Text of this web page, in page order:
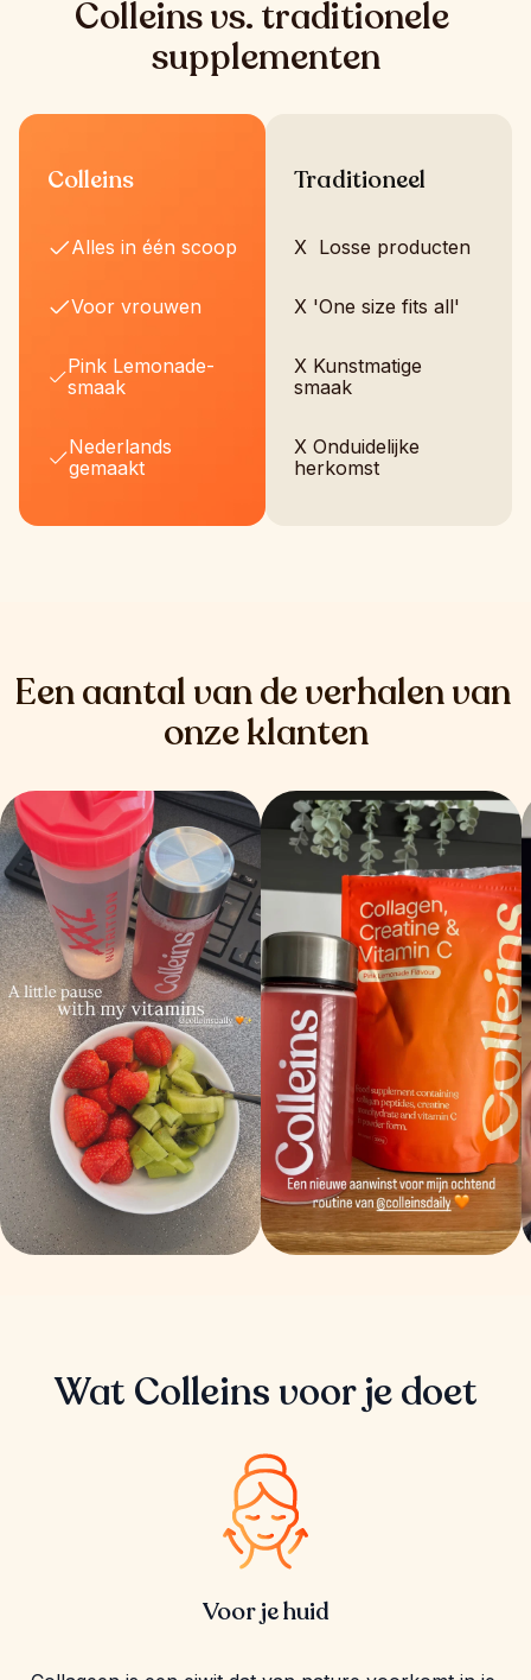
Colleins vs. traditionele
supplementen
Colleins
Alles in één scoop
Voor vrouwen
Pink Lemonade-
smaak
Nederlands
gemaakt
Traditioneel
X  Losse producten
X 'One size fits all'
X Kunstmatige
smaak
X Onduidelijke
herkomst
Een aantal van de verhalen van
onze klanten
Wat Colleins voor je doet
Voor je huid